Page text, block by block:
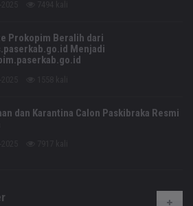
Prokopim Beralih dari
Menjadi
dan Karantina Calon Paskibraka Resmi